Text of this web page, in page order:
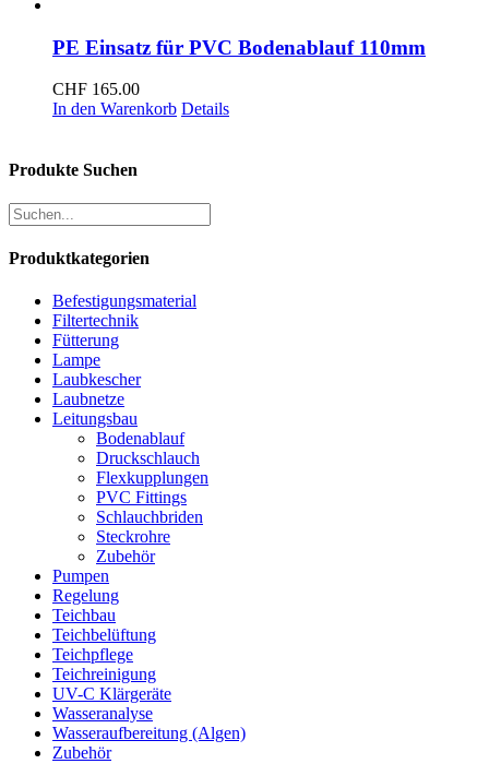
PE Einsatz für PVC Bodenablauf 110mm
CHF 165.00
In den Warenkorb Details
Produkte Suchen
Produktkategorien
Befestigungsmaterial
Filtertechnik
Fütterung
Lampe
Laubkescher
Laubnetze
Leitungsbau
Bodenablauf
Druckschlauch
Flexkupplungen
PVC Fittings
Schlauchbriden
Steckrohre
Zubehör
Pumpen
Regelung
Teichbau
Teichbelüftung
Teichpflege
Teichreinigung
UV-C Klärgeräte
Wasseranalyse
Wasseraufbereitung (Algen)
Zubehör